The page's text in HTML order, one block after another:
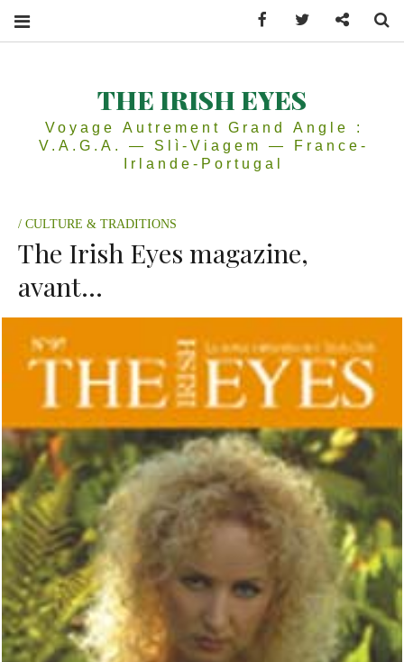
THE IRISH EYES
Voyage Autrement Grand Angle :
V.A.G.A. — Slì-Viagem — France-
Irlande-Portugal
CULTURE & TRADITIONS
The Irish Eyes magazine,
avant…
Facebook Twitter